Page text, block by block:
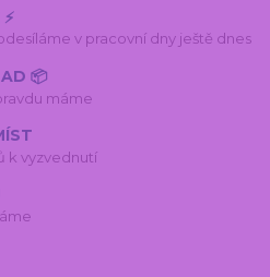
v pracovní dny ještě dnes
📦
máme
k vyzvednutí